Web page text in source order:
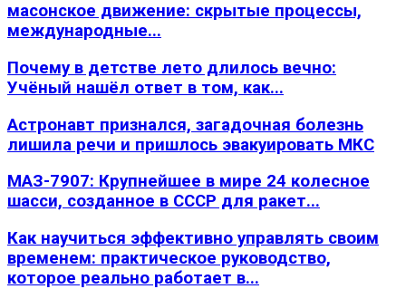
масонское движение: скрытые процессы,
международные...
Почему в детстве лето длилось вечно:
Учёный нашёл ответ в том, как...
Астронавт признался, загадочная болезнь
лишила речи и пришлось эвакуировать МКС
МАЗ-7907: Крупнейшее в мире 24 колесное
шасси, созданное в СССР для ракет...
Как научиться эффективно управлять своим
временем: практическое руководство,
которое реально работает в...